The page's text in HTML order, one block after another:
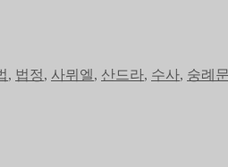
, 법정, 사뮈엘, 산드라, 수사, 숭례